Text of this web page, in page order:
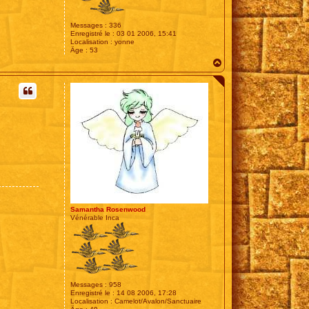
Messages : 336
Enregistré le : 03 01 2006, 15:41
Localisation : yonne
Âge : 53
a
u
Samantha Rosenwood
Vénérable Inca
Messages : 958
Enregistré le : 14 08 2006, 17:28
Localisation : Camelot/Avalon/Sanctuaire